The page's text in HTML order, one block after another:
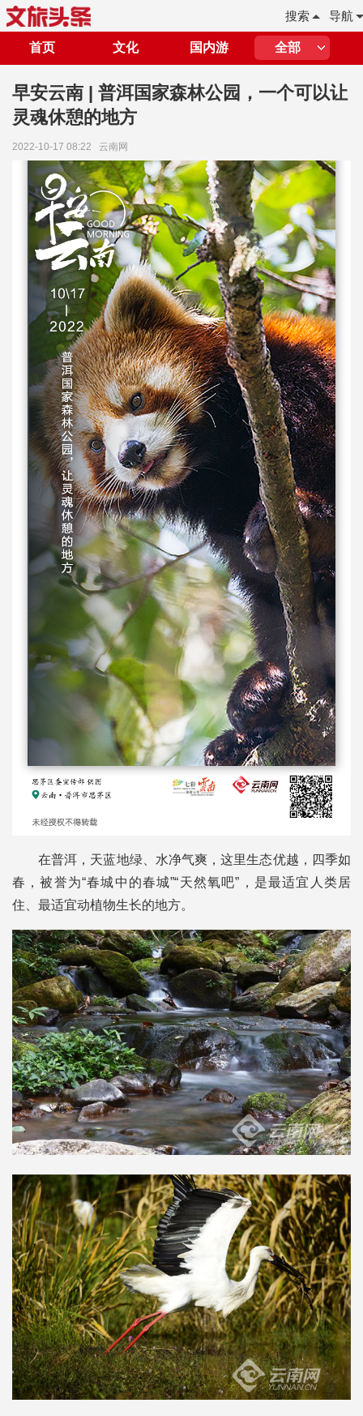
导航
搜索
首页 文化 国内游 全部
早安云南 | 普洱国家森林公园，一个可以让
灵魂休憩的地方
2022-10-17 08:22 云南网
在普洱，天蓝地绿、水净气爽，这里生态优越，四季如
春，被誉为“春城中的春城”“天然氧吧”，是最适宜人类居
住、最适宜动植物生长的地方。